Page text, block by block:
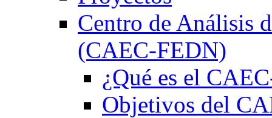
Centro de Análisis
(CAEC-FEDN)
¿Qué es el
Objetivos del